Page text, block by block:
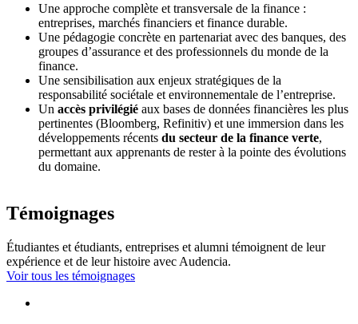
Une approche complète et transversale de la finance :
entreprises, marchés financiers et finance durable.
Une pédagogie concrète en partenariat avec des banques, des
groupes d’assurance et des professionnels du monde de la
finance.
Une sensibilisation aux enjeux stratégiques de la
responsabilité sociétale et environnementale de l’entreprise.
Un accès privilégié aux bases de données financières les plus
pertinentes (Bloomberg, Refinitiv) et une immersion dans les
développements récents du secteur de la finance verte,
permettant aux apprenants de rester à la pointe des évolutions
du domaine.
Témoignages
Étudiantes et étudiants, entreprises et alumni témoignent de leur
expérience et de leur histoire avec Audencia.
Voir tous les témoignages